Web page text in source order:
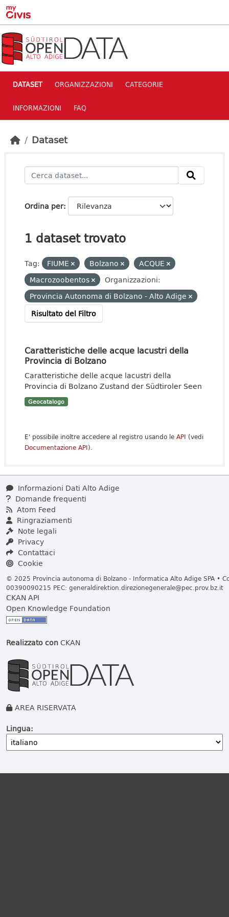
Skip to main content
DATASET ORGANIZZAZIONI CATEGORIE
INFORMAZIONI FAQ
Dataset
Ordina per
1 dataset trovato
Tag: FIUME Bolzano
ACQUE
Macrozoobentos
Organizzazioni:
Provincia Autonoma di Bolzano - Alto Adige
Risultato del Filtro
Caratteristiche delle acque lacustri della
Provincia di Bolzano
Caratteristiche delle acque lacustri della
Provincia di Bolzano Zustand der Südtiroler Seen
Geocatalogo
E' possibile inoltre accedere al registro usando le API (vedi
Documentazione API).
Informazioni Dati Alto Adige
Domande frequenti
Atom Feed
Ringraziamenti
Note legali
Privacy
Contattaci
Cookie
© 2025 Provincia autonoma di Bolzano - Informatica Alto Adige SPA •
00390090215 PEC: generaldirektion.direzionegenerale@pec.prov.bz.it
CKAN API
Open Knowledge Foundation
Realizzato conCKAN
AREA RISERVATA
Lingua